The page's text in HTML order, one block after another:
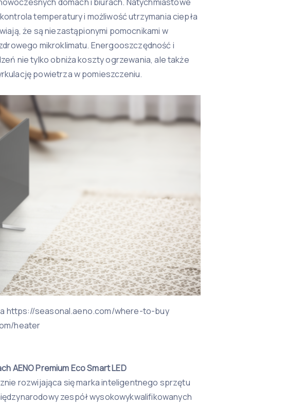
temperatury i możliwość utrzymania ciepła
że są niezastąpionymi pomocnikami w
mikroklimatu. Energooszczędność i
nie tylko obniża koszty ogrzewania, ale także
powietrza w pomieszczeniu.
https://seasonal.aeno.com/where-to-buy
heater
AENO Premium Eco Smart LED
rozwijająca się marka inteligentnego sprzętu
zespół wysokowykwalifikowanych